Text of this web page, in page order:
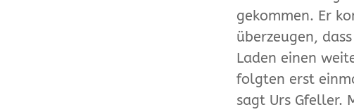
gekommen. Er
überzeugen,
Laden einen
folgten erst
sagt Urs Gfeller.